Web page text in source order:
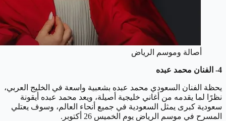
أصالة وموسم الرياض
4- الفنان محمد عبده
يحظة الفنان السعودي محمد عبده بشعبية واسعة في الخليج العربي،
نظرًا لما يقدمه من أغاني خليجية أصيلة، ويعد محمد عبده أيقونة
سعودية كبرى يمثل السعودية في جميع أنحاء العالم، وسوف يعتلي
المسرح في موسم الرياض يوم الخميس 26 أكتوبر.